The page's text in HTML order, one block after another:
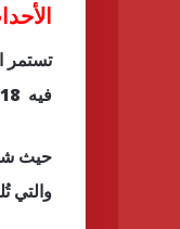
فيه 18 فريقاً من الدوري الأمريكي في الأدوار الفاصلة لنسخة 2023.
والتي